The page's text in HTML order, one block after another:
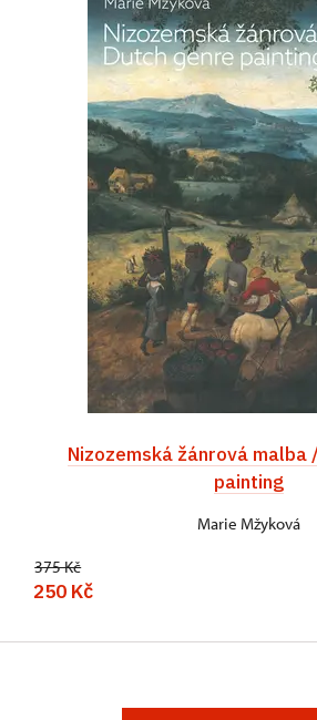
Nizozemská žánrová malba
painting
Marie Mžyková
375 Kč
250 Kč